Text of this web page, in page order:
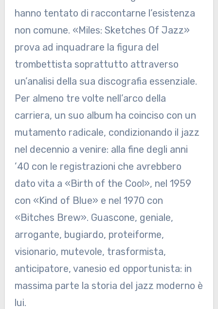
hanno tentato di raccontarne l’esistenza
non comune. «Miles: Sketches Of Jazz»
prova ad inquadrare la figura del
trombettista soprattutto attraverso
un’analisi della sua discografia essenziale.
Per almeno tre volte nell’arco della
carriera, un suo album ha coinciso con un
mutamento radicale, condizionando il jazz
nel decennio a venire: alla fine degli anni
’40 con le registrazioni che avrebbero
dato vita a «Birth of the Cool», nel 1959
con «Kind of Blue» e nel 1970 con
«Bitches Brew». Guascone, geniale,
arrogante, bugiardo, proteiforme,
visionario, mutevole, trasformista,
anticipatore, vanesio ed opportunista: in
massima parte la storia del jazz moderno è
lui.